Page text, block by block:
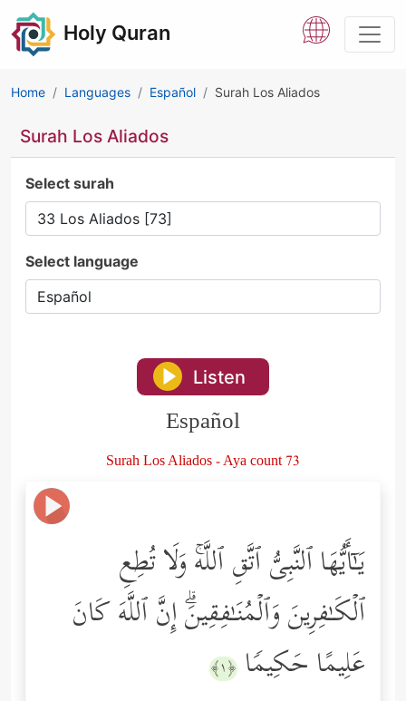
Holy Quran
Home Languages Español Surah Los Aliados
Surah Los Aliados
Select surah
Select language
Listen
Español
Surah Los Aliados - Aya count 73
یَـٰۤأَیُّهَا ٱلنَّبِیُّ ٱتَّقِ ٱللَّهۚ وَلَا تُطِعِ
ٱلۡكَـٰفِرِینَ وَٱلۡمُنَـٰفِقِینَۗ إِنَّ ٱللَّهَ كَانَ
عَلِیمًا حَكِیمࣰا ﴿١﴾